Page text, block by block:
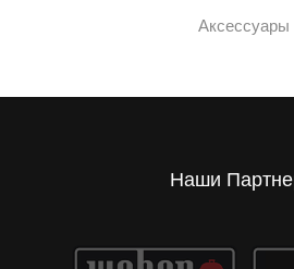
Аксессуары
Наши